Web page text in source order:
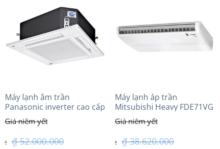
₫ 56.500.000.
Máy lạnh âm trần
Panasonic inverter cao cấp
(5.0Hp) S-3448PU3HA/U-
43PRH1H8 – 3 Pha
₫52.000.000
Máy lạnh áp trần
Mitsubishi Heavy FDE71VG
(3.0Hp) Tiêu chuẩn
₫38.620.000